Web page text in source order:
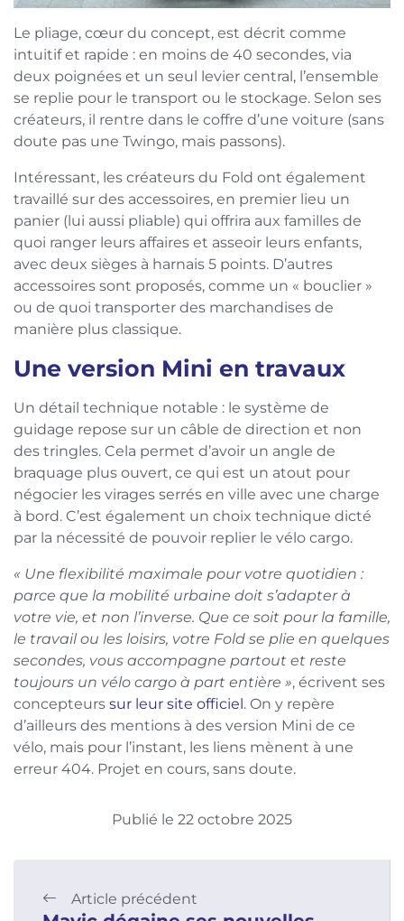
Le pliage, cœur du concept, est décrit comme
intuitif et rapide : en moins de 40 secondes, via
deux poignées et un seul levier central, l’ensemble
se replie pour le transport ou le stockage. Selon ses
créateurs, il rentre dans le coffre d’une voiture (sans
doute pas une Twingo, mais passons).
Intéressant, les créateurs du Fold ont également
travaillé sur des accessoires, en premier lieu un
panier (lui aussi pliable) qui offrira aux familles de
quoi ranger leurs affaires et asseoir leurs enfants,
avec deux sièges à harnais 5 points. D’autres
accessoires sont proposés, comme un « bouclier »
ou de quoi transporter des marchandises de
manière plus classique.
Une version Mini en travaux
Un détail technique notable : le système de
guidage repose sur un câble de direction et non
des tringles. Cela permet d’avoir un angle de
braquage plus ouvert, ce qui est un atout pour
négocier les virages serrés en ville avec une charge
à bord. C’est également un choix technique dicté
par la nécessité de pouvoir replier le vélo cargo.
« Une flexibilité maximale pour votre quotidien :
parce que la mobilité urbaine doit s’adapter à
votre vie, et non l’inverse. Que ce soit pour la famille,
le travail ou les loisirs, votre Fold se plie en quelques
secondes, vous accompagne partout et reste
toujours un vélo cargo à part entière », écrivent ses
concepteurs sur leur site officiel. On y repère
d’ailleurs des mentions à des version Mini de ce
vélo, mais pour l’instant, les liens mènent à une
erreur 404. Projet en cours, sans doute.
Publié le 22 octobre 2025
Article précédent